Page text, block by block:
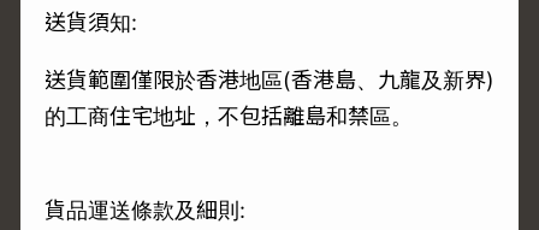
送貨須知:
送貨範圍僅限於香港地區(香港島、九龍及新界)
的工商住宅地址，不包括離島和禁區。
貨品運送條款及細則: